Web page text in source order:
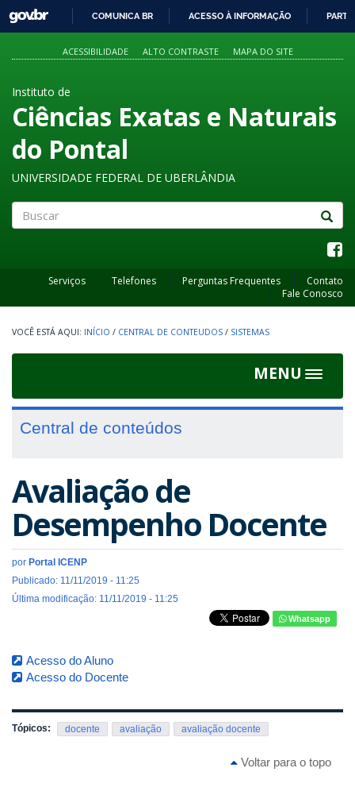
PARA
O
GOVBR
COMUNICA BR ACESSO À INFORMAÇÃO
ACESSIBILIDADE ALTO CONTRASTE MAPA DO SITE
Instituto de
Ciências Exatas e Naturais
do Pontal
UNIVERSIDADE FEDERAL DE UBERLÂNDIA
Serviços Telefones Perguntas Frequentes
Contato
Fale Conosco
INÍCIO / CENTRAL DE CONTEUDOS / SISTEMAS
MENU
Toggle
Central de conteúdos
Avaliação de
Desempenho Docente
por Portal ICENP
Publicado: 11/11/2019 - 11:25
Última modificação: 11/11/2019 - 11:25
Whatsapp
Acesso do Aluno
Acesso do Docente
Tópicos: docente avaliação avaliação docente
Voltar para o topo